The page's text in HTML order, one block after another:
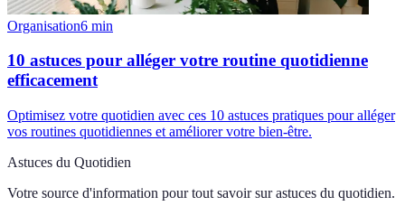
Organisation6 min
10 astuces pour alléger votre routine quotidienne
efficacement
Optimisez votre quotidien avec ces 10 astuces pratiques pour alléger
vos routines quotidiennes et améliorer votre bien-être.
Astuces du Quotidien
Votre source d'information pour tout savoir sur astuces du quotidien.